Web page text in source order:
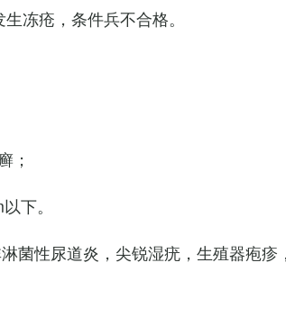
冻疮，条件兵不合格。
；
下。
菌性尿道炎，尖锐湿疣，生殖器疱疹